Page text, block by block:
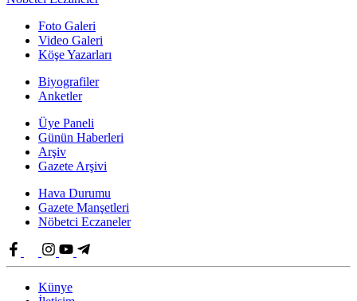
Foto Galeri
Video Galeri
Köşe Yazarları
Biyografiler
Anketler
Üye Paneli
Günün Haberleri
Arşiv
Gazete Arşivi
Hava Durumu
Gazete Manşetleri
Nöbetci Eczaneler
Künye